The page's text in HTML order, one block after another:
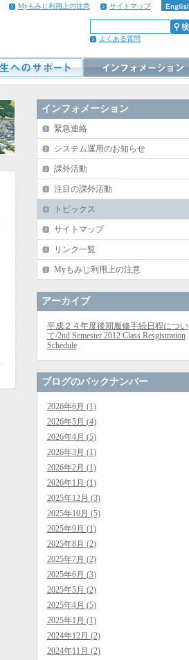
サイトマップ
Myもみじ利用上の注意
よくある質問
インフォメーション
緊急連絡
システム運用のお知らせ
課外活動
注目の課外活動
トピックス
サイトマップ
リンク一覧
Myもみじ利用上の注意
アーカイブ
平成２４年度後期履修手続日程につい
て/2nd Semester 2012 Class Resgistration
Schedule
ブログのバックナンバー
2026年6月 (1)
2026年5月 (4)
2026年4月 (5)
2026年3月 (1)
2026年2月 (1)
2026年1月 (1)
2025年12月 (3)
2025年10月 (5)
2025年9月 (1)
2025年8月 (2)
2025年7月 (2)
2025年6月 (3)
2025年5月 (2)
2025年4月 (5)
2025年1月 (1)
2024年12月 (2)
2024年11月 (2)